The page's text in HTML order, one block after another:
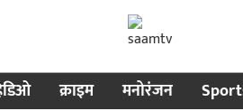
क्राइम मनोरंजन